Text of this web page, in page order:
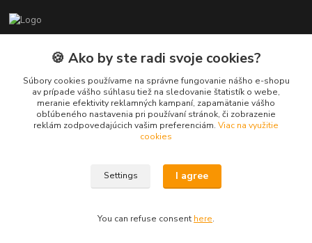
+421 915 709 534
(Mo-Fri, 9-17 hod.) or Whatsap 24/7
skifi.space@gmail.com
🍪 Ako by ste radi svoje cookies?
Súbory cookies používame na správne fungovanie nášho e-shopu
av prípade vášho súhlasu tiež na sledovanie štatistík o webe,
meranie efektivity reklamných kampaní, zapamätanie vášho
obľúbeného nastavenia pri používaní stránok, či zobrazenie
reklám zodpovedajúcich vašim preferenciám. Viac na využitie
cookies
Settings I agree
You can refuse consent here.